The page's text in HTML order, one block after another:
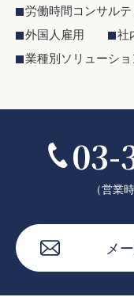
労働時間コンサル
外国人雇用
社
業種別ソリューショ
03-
（営業
メ